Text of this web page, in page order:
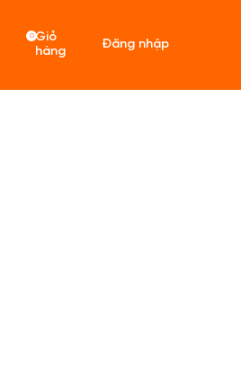
0Giỏ
hàng
Đăng nhập